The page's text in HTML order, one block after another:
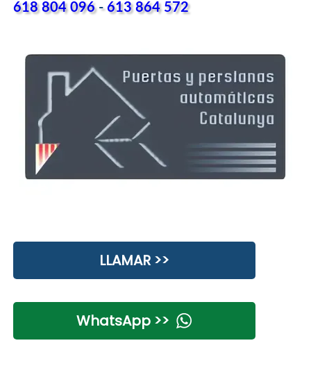
618 804 096 -613 864 572
LLAMAR >>
WhatsApp >>